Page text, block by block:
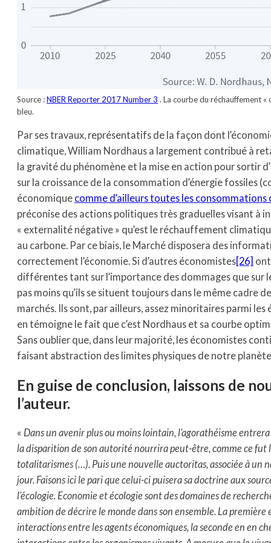
Source :NBER Reporter 2017 Number 3 . La courbe du réchauffement
bleu.
Par ses travaux, représentatifs de la façon dont
climatique, William Nordhaus a largement contribué à
la gravité du phénomène et la mise en action pour sortir
sur la croissance de la consommation d’énergie fossiles
économique comme d’ailleurs toutes les consommations
préconise des actions politiques très graduelles visant à
« externalité négative » qu’est le réchauffement
au carbone. Par ce biais, le Marché disposera des
correctement l’économie. Si d’autres économistes[26]
différentes tant sur l’importance des dommages que sur
pas moins qu’ils se situent toujours dans le même cadre
marchés. Ils sont, par ailleurs, assez minoritaires parmi
en témoigne le fait que c’est Nordhaus et sa courbe
Sans oublier que, dans leur majorité, les économistes
faisant abstraction des limites physiques de notre
En guise de conclusion, laissons de
l’auteur.
« Dans un avenir plus ou moins lointain, l’agorathéisme
la disparition de son autorité nourrira peut-être, comme ce fut
totalitarismes (…). Puis une nouvelle auctoritas, associée à un
jour. Faisons ici le pari que celui-ci puisera sa doctrine aux
l’écologie. Economie et écologie sont des domaines de
ambition de décrire le monde dans son ensemble. La première
interactions entre les agents économiques, la seconde en en